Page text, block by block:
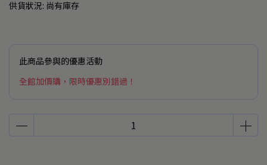
供貨狀況: 尚有庫存
此商品參與的優惠活動
全館加價購，限時優惠別錯過！